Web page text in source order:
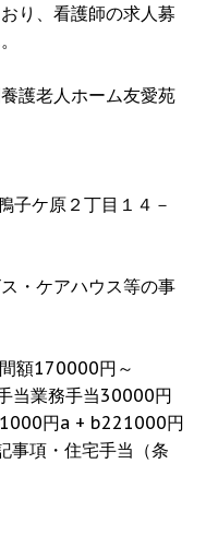
り、看護師の求人募
護老人ホーム友愛苑
子ケ原２丁目１４－
・ケアハウス等の事
額170000円～
当業務手当30000円
円a + b221000円
事項・住宅手当（条